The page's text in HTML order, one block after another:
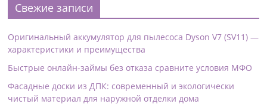
Свежие записи
Оригинальный аккумулятор для пылесоса Dyson V7 (SV11) —
характеристики и преимущества
Быстрые онлайн-займы без отказа сравните условия МФО
Фасадные доски из ДПК: современный и экологически
чистый материал для наружной отделки дома